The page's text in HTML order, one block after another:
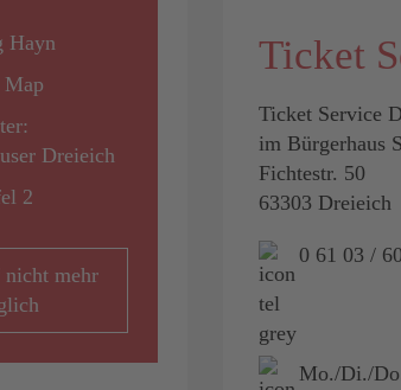
Hayn
Dreieich
2
mehr
Ticket
Ticket Service
im Bürgerhaus
Fichtestr. 50
63303 Dreieich
0 61 03 /
Mo./Di./